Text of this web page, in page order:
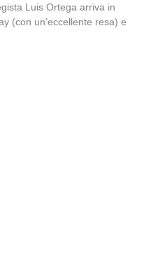
Luis Ortega arriva in
(con un’eccellente resa) e